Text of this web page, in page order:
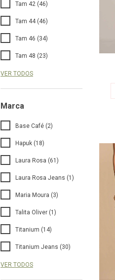
Tam 42 (46)
Tam 44 (46)
Tam 46 (34)
Tam 48 (23)
VER TODOS
Marca
Base Café (2)
Hapuk (18)
Laura Rosa (61)
Laura Rosa Jeans (1)
Maria Moura (3)
Talita Oliver (1)
Titanium (14)
Titanium Jeans (30)
VER TODOS